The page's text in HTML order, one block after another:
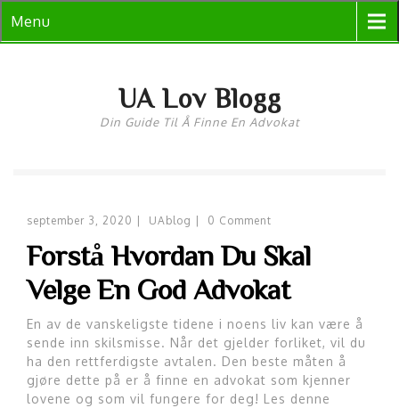
content
Menu
UA Lov Blogg
Din Guide Til Å Finne En Advokat
september 3, 2020 UAblog 0 Comment
Forstå Hvordan Du Skal
Velge En God Advokat
En av de vanskeligste tidene i noens liv kan være å
sende inn skilsmisse. Når det gjelder forliket, vil du
ha den rettferdigste avtalen. Den beste måten å
gjøre dette på er å finne en advokat som kjenner
lovene og som vil fungere for deg! Les denne